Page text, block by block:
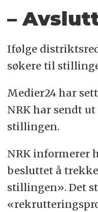
–
Ifølge
søkere til
Medier24 har
NRK har sendt
stillingen.
NRK informerer
besluttet å
stillingen». Det